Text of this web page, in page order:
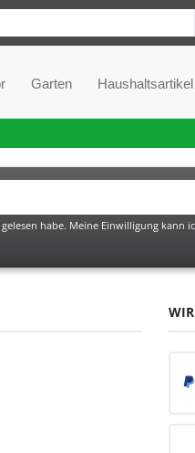
Garten Haushaltsartikel
habe. Meine Einwilligung kann